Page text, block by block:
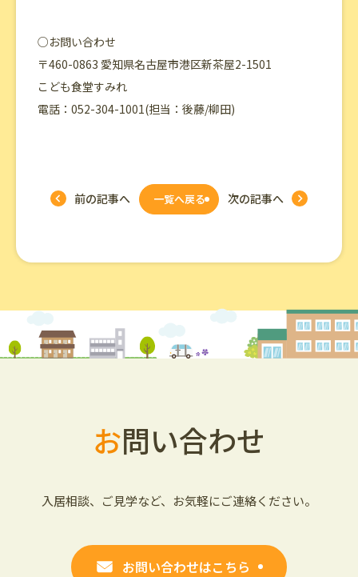
○お問い合わせ
〒460-0863 愛知県名古屋市港区新茶屋2-1501
こども食堂すみれ
電話：052-304-1001(担当：後藤/柳田)
前の記事へ 一覧へ戻る 次の記事へ
お問い合わせ
入居相談、ご見学など、お気軽にご連絡ください。
お問い合わせはこちら